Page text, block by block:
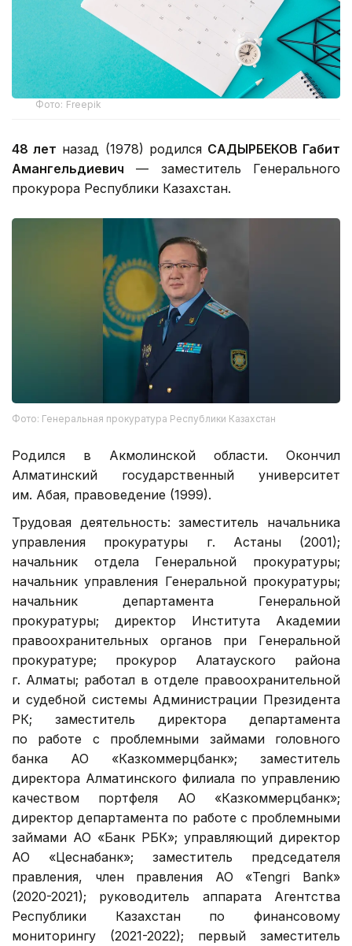
Фото: Freepik
48 лет назад (1978) родился САДЫРБЕКОВ Габит
Амангельдиевич — заместитель Генерального
прокурора Республики Казахстан.
Фото: Генеральная прокуратура Республики Казахстан
Родился в Акмолинской области. Окончил
Алматинский государственный университет
им. Абая, правоведение (1999).
Трудовая деятельность: заместитель начальника
управления прокуратуры г. Астаны (2001);
начальник отдела Генеральной прокуратуры;
начальник управления Генеральной прокуратуры;
начальник департамента Генеральной
прокуратуры; директор Института Академии
правоохранительных органов при Генеральной
прокуратуре; прокурор Алатауского района
г. Алматы; работал в отделе правоохранительной
и судебной системы Администрации Президента
РК; заместитель директора департамента
по работе с проблемными займами головного
банка АО «Казкоммерцбанк»; заместитель
директора Алматинского филиала по управлению
качеством портфеля АО «Казкоммерцбанк»;
директор департамента по работе с проблемными
займами АО «Банк РБК»; управляющий директор
АО «Цеснабанк»; заместитель председателя
правления, член правления АО «Tengri Bank»
(2020-2021); руководитель аппарата Агентства
Республики Казахстан по финансовому
мониторингу (2021-2022); первый заместитель